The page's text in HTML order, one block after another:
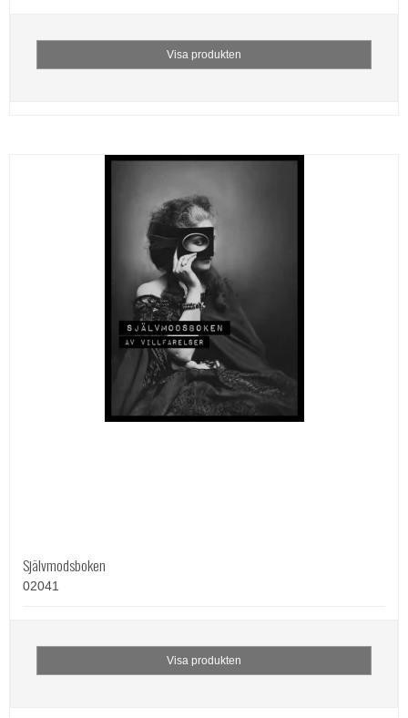
Visa produkten
Självmodsboken
02041
Visa produkten